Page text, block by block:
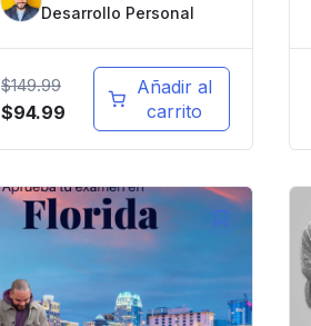
Desarrollo Personal
$149.99
$94.99
Añadir al
carrito